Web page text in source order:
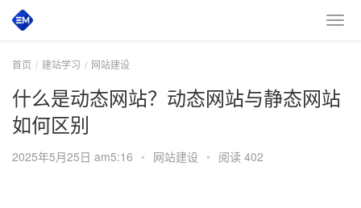
首页 建站学习 网站建设
什么是动态网站？动态网站与静态网站
如何区别
2025年5月25日 am5:16 • 网站建设 • 阅读 402